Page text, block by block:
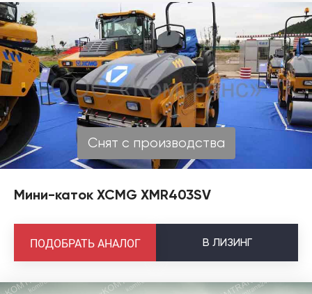
Снят с производства
Мини-каток XCMG XMR403SV
В ЛИЗИНГ
ПОДОБРАТЬ АНАЛОГ